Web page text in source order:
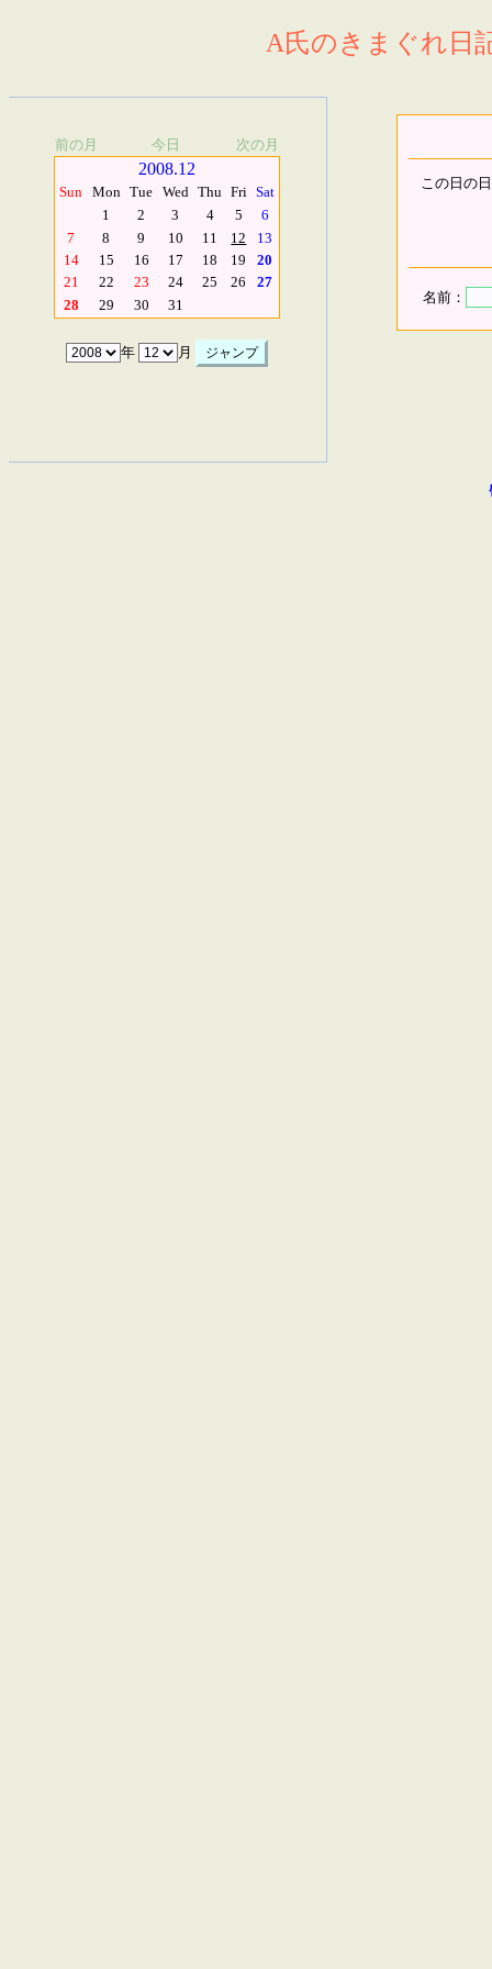
A氏のきまぐれ日
前の月 今日 次の月
2008.12
Sun Mon Tue Wed Thu Fri Sat
1
2 3 4 5
6
7
8 9 10 11 12
13
14
15 16 17 18 19
20
21
22 23 24 25 26
27
28
29 30 31
年 月
この日の
名前：